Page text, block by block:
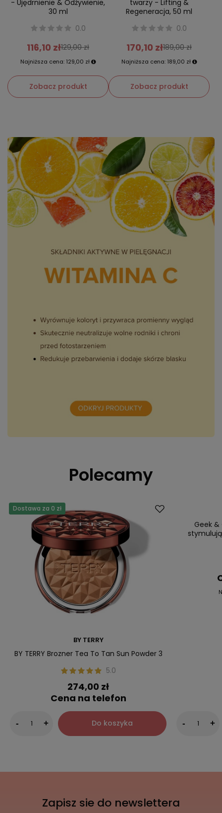
- Ujędrnienie & Odżywienie,
30 ml
0.0
116,10 zł129,00 zł
Najniższa cena: 129,00 zł
Zobacz produkt
twarzy - Lifting &
Regeneracja, 50 ml
0.0
170,10 zł189,00 zł
Najniższa cena: 189,00 zł
Zobacz produkt
Polecamy
Dostawa za 0 zł
BY TERRY
BY TERRY Brozner Tea To Tan Sun Powder 3
5.0
274,00 zł
Cena na telefon
- + Do koszyka
Geek
- +
Zapisz sie do newslettera